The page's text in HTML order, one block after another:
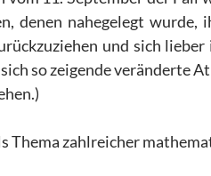
denen nahegelegt
und sich
so zeigende veränderte
Thema zahlreicher